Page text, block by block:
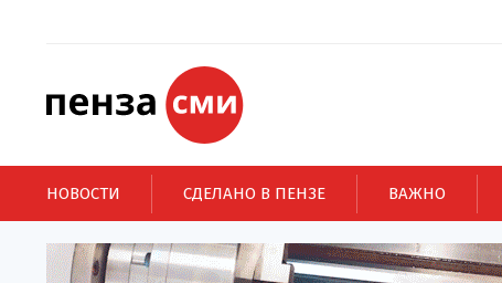
НОВОСТИ СДЕЛАНО В ПЕНЗЕ ВАЖНО